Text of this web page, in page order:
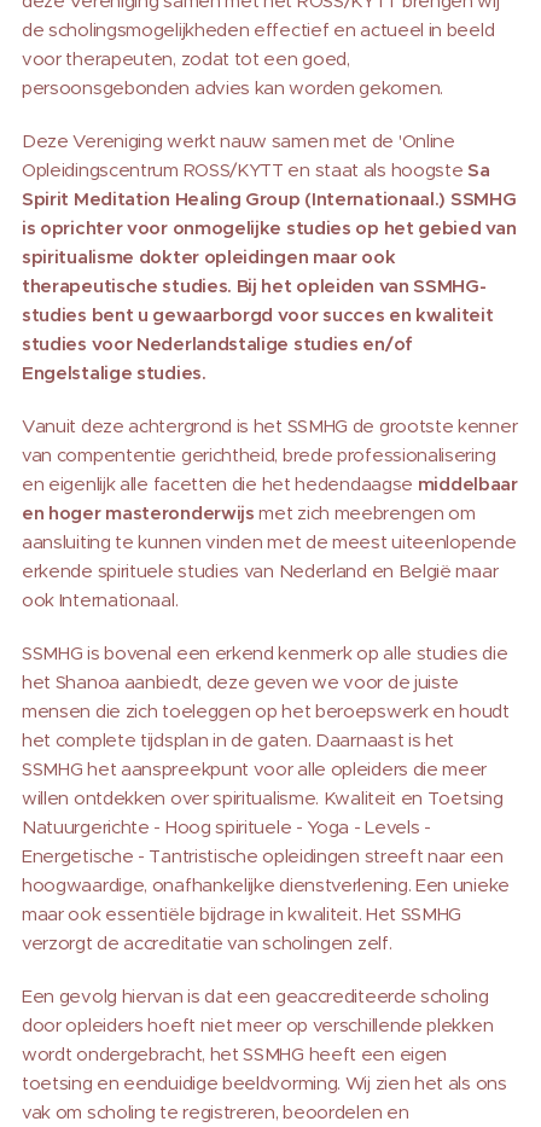
de scholingsmogelijkheden effectief en actueel in beeld
voor therapeuten, zodat tot een goed,
persoonsgebonden advies kan worden gekomen.
Deze Vereniging werkt nauw samen met de 'Online
Opleidingscentrum ROSS/KYTT en staat als hoogsteSa
Spirit Meditation Healing Group (Internationaal.) SSMHG
is oprichter voor onmogelijke studies op het gebied van
spiritualisme dokter opleidingen maar ook
therapeutische studies. Bij het opleiden van SSMHG-
studies bent u gewaarborgd voor succes en kwaliteit
studies voor Nederlandstalige studies en/of
Engelstalige studies.
Vanuit deze achtergrond is het SSMHG de grootste kenner
van compententie gerichtheid, brede professionalisering
en eigenlijk alle facetten die het hedendaagse middelbaar
en hoger masteronderwijsmet zich meebrengen om
aansluiting te kunnen vinden met de meest uiteenlopende
erkende spirituele studies van Nederland en België maar
ook Internationaal.
SSMHG is bovenal een erkend kenmerk op alle studies die
het Shanoa aanbiedt, deze geven we voor de juiste
mensen die zich toeleggen op het beroepswerk en houdt
het complete tijdsplan in de gaten. Daarnaast is het
SSMHG het aanspreekpunt voor alle opleiders die meer
willen ontdekken over spiritualisme. Kwaliteit en Toetsing
Natuurgerichte - Hoog spirituele - Yoga - Levels -
Energetische - Tantristische opleidingen streeft naar een
hoogwaardige, onafhankelijke dienstverlening. Een unieke
maar ook essentiële bijdrage in kwaliteit. Het SSMHG
verzorgt de accreditatie van scholingen zelf.
Een gevolg hiervan is dat een geaccrediteerde scholing
door opleiders hoeft niet meer op verschillende plekken
wordt ondergebracht, het SSMHG heeft een eigen
toetsing en eenduidige beeldvorming. Wij zien het als ons
vak om scholing te registreren, beoordelen en